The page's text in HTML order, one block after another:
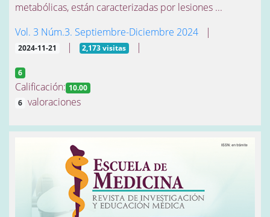
metabólicas, están caracterizadas por lesiones ...
Vol. 3 Núm.3. Septiembre-Diciembre 2024 |
2024-11-21 | 2,173 visitas |
6
Calificación: 10.00
6 valoraciones